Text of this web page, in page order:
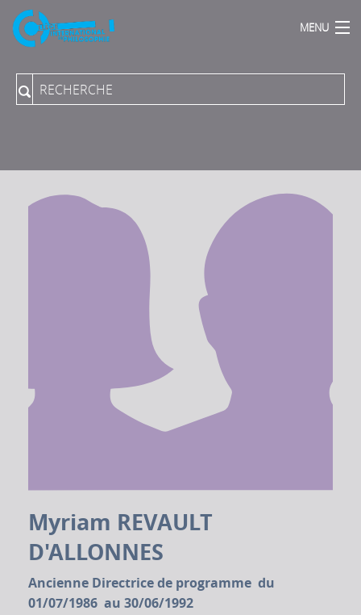
MENU
Qui sommes Nous ?
Collection du Collège aux PUPN
Myriam REVAULT
D'ALLONNES
Ancienne Directrice de programme du
01/07/1986 au 30/06/1992